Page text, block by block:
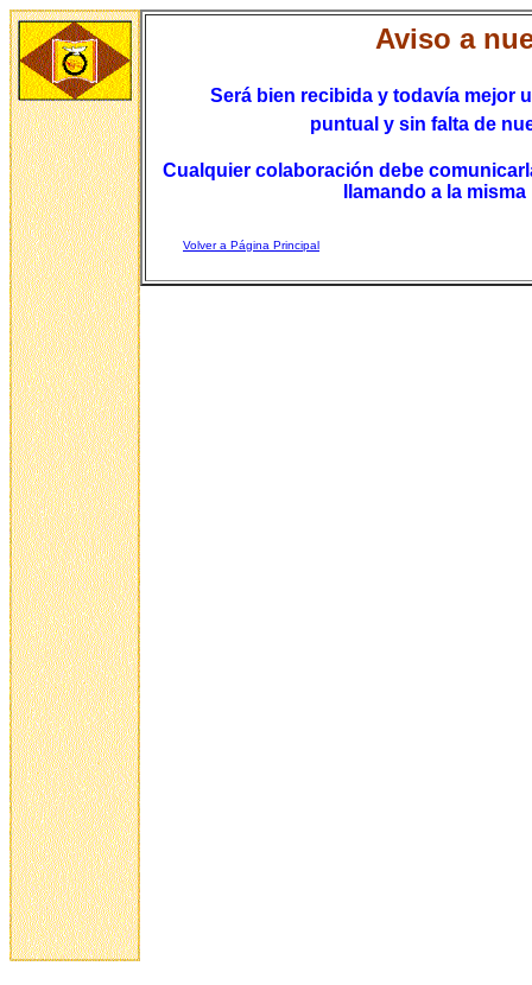
Aviso a
Será bien recibida y todavía mejor
puntual y sin falta de
Cualquier colaboración debe
llamando a la
Volver a Página Principal